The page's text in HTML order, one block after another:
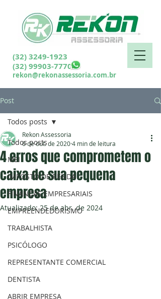
(32) 3249-1923
(32) 99903-7770
rekon@rekonassessoria.com.br
Post
Todos posts
MEI
IMPOSTO DE RENDA
FINANÇAS EMPRESARIAIS
EMPREENDEDORISMO
TRABALHISTA
PSICÓLOGO
REPRESENTANTE COMERCIAL
DENTISTA
ABRIR EMPRESA
Todos posts
4 erros que comprometem o
caixa de sua pequena
empresa
Rekon Assessoria
6 de out. de 20204 min de leitura
Atualizado:25 de abr. de 2024